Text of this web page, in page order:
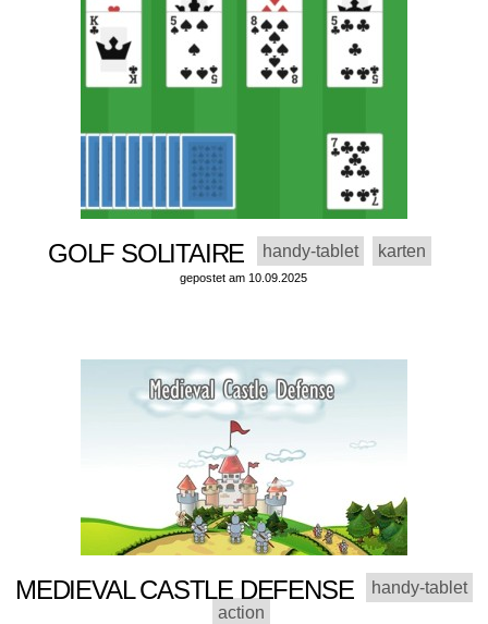
GOLF SOLITAIRE handy-tablet karten
gepostet am 10.09.2025
MEDIEVAL CASTLE DEFENSE
handy-tablet
action